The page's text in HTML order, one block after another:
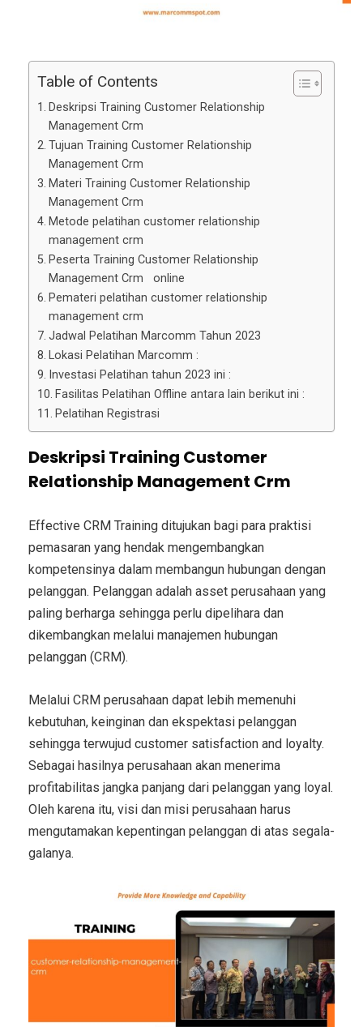
Table of Contents
Deskripsi Training Customer Relationship
Management Crm
Tujuan Training Customer Relationship
Management Crm
Materi Training Customer Relationship
Management Crm
Metode pelatihan customer relationship
management crm
Peserta Training Customer Relationship
Management Crm online
Pemateri pelatihan customer relationship
management crm
Jadwal Pelatihan Marcomm Tahun 2023
Lokasi Pelatihan Marcomm :
Investasi Pelatihan tahun 2023 ini :
Fasilitas Pelatihan Offline antara lain berikut ini :
Pelatihan Registrasi
Deskripsi Training Customer
Relationship Management Crm
Effective CRM Training ditujukan bagi para praktisi
pemasaran yang hendak mengembangkan
kompetensinya dalam membangun hubungan dengan
pelanggan. Pelanggan adalah asset perusahaan yang
paling berharga sehingga perlu dipelihara dan
dikembangkan melalui manajemen hubungan
pelanggan (CRM).
Melalui CRM perusahaan dapat lebih memenuhi
kebutuhan, keinginan dan ekspektasi pelanggan
sehingga terwujud customer satisfaction and loyalty.
Sebagai hasilnya perusahaan akan menerima
profitabilitas jangka panjang dari pelanggan yang loyal.
Oleh karena itu, visi dan misi perusahaan harus
mengutamakan kepentingan pelanggan di atas segala-
galanya.